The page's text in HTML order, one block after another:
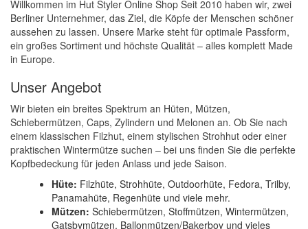
Willkommen im Hut Styler Online Shop Seit 2010 haben wir, zwei
Berliner Unternehmer, das Ziel, die Köpfe der Menschen schöner
aussehen zu lassen. Unsere Marke steht für optimale Passform,
ein großes Sortiment und höchste Qualität – alles komplett Made
in Europe.
Unser Angebot
Wir bieten ein breites Spektrum an Hüten, Mützen,
Schiebermützen, Caps, Zylindern und Melonen an. Ob Sie nach
einem klassischen Filzhut, einem stylischen Strohhut oder einer
praktischen Wintermütze suchen – bei uns finden Sie die perfekte
Kopfbedeckung für jeden Anlass und jede Saison.
Hüte: Filzhüte, Strohhüte, Outdoorhüte, Fedora, Trilby,
Panamahüte, Regenhüte und viele mehr.
Mützen: Schiebermützen, Stoffmützen, Wintermützen,
Gatsbymützen, Ballonmützen/Bakerboy und vieles